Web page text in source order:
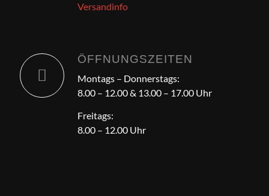
Versandinfo
ÖFFNUNGSZEITEN
Montags – Donnerstags:
8.00 – 12.00 & 13.00 – 17.00 Uhr
Freitags:
8.00 – 12.00 Uhr